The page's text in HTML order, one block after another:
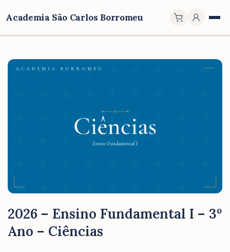
Academia São Carlos Borromeu
2026 – Ensino Fundamental I – 3º
Ano – Ciências